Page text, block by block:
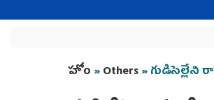
You are here
హోం »Others»